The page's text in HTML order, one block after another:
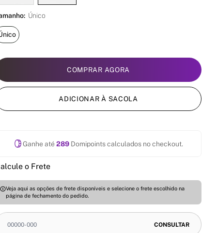
Único
COMPRAR AGORA
ADICIONAR À SACOLA
Ganhe até289 Domipoints calculados no checkout.
o Frete
Veja aqui as opções de frete disponíveis e selecione o frete escolhido na
página de fechamento do pedido.